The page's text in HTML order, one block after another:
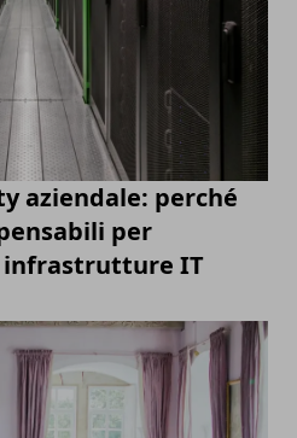
aziendale: perché
per
infrastrutture IT